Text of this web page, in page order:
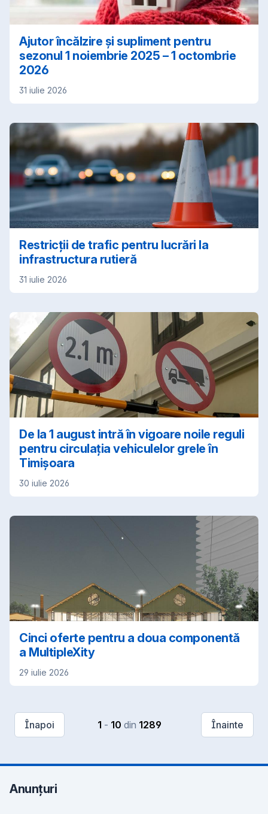
Ajutor încălzire și supliment pentru
sezonul 1 noiembrie 2025 – 1 octombrie
2026
31 iulie 2026
Restricții de trafic pentru lucrări la
infrastructura rutieră
31 iulie 2026
De la 1 august intră în vigoare noile reguli
pentru circulația vehiculelor grele în
Timișoara
30 iulie 2026
Cinci oferte pentru a doua componentă
a MultipleXity
29 iulie 2026
Înapoi 1 - 10 din 1289 Înainte
Anunțuri